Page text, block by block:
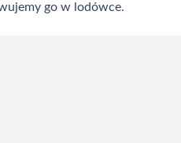
go w lodówce.